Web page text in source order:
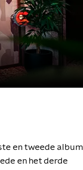
en tweede album
en het derde